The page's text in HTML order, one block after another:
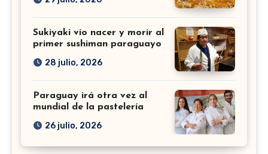
Sukiyaki vio nacer y morir al
primer sushiman paraguayo
28 julio, 2026
Paraguay irá otra vez al
mundial de la pastelería
26 julio, 2026